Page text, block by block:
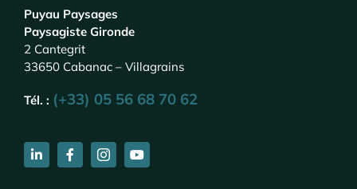
Puyau Paysages
Paysagiste Gironde
2 Cantegrit
33650 Cabanac – Villagrains
Tél. : (+33) 05 56 68 70 62